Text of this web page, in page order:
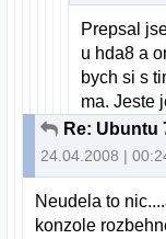
Prepsal
u hda8 a
bych si s
ma. Jeste
24.04.2008 |
Neudela to
konzole